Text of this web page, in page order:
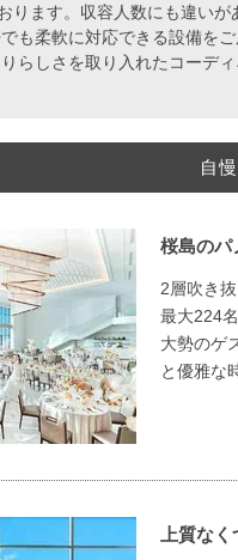
ります。収容人数にも違いが
も柔軟に対応できる設備を
らしさを取り入れたコーデ
自
桜島のパ
2層吹き
最大224
大勢のゲ
と優雅な
上質な